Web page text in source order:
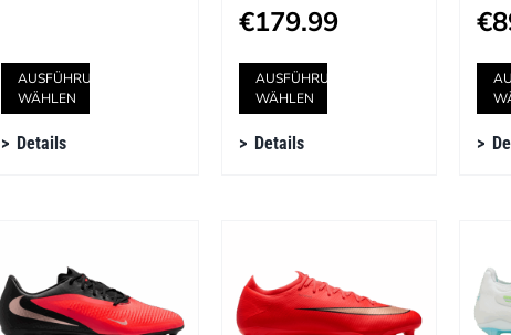
AUSFÜHRUNG
WÄHLEN
Dieses
Produkt
auf.
Die
Details
€179.99Preisspanne:
AUSFÜHRUNG
WÄHLEN
Dieses
Produkt
auf.
Die
Details
€